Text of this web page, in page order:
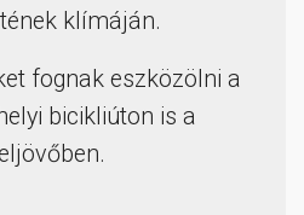
klímáján.
fognak eszközölni a
bicikliúton is a